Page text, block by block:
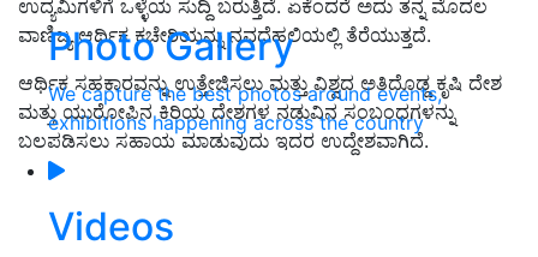
Photo Gallery
We capture the best photos around events,
exhibitions happening across the country
Videos
ಉದ್ಯಮಿಗಳಿಗೆ ಒಳ್ಳೆಯ ಸುದ್ದಿ ಬರುತ್ತಿದೆ. ಏಕೆಂದರೆ ಅದು ತನ್ನ ಮೊದಲ
ವಾಣಿಜ್ಯ ಆರ್ಥಿಕ ಕಚೇರಿಯನ್ನು ನವದೆಹಲಿಯಲ್ಲಿ ತೆರೆಯುತ್ತದೆ.
ಆರ್ಥಿಕ ಸಹಕಾರವನ್ನು ಉತ್ತೇಜಿಸಲು ಮತ್ತು ವಿಶ್ವದ ಅತಿದೊಡ್ಡ ಕೃಷಿ ದೇಶ
ಮತ್ತು ಯುರೋಪಿನ ಕಿರಿಯ ದೇಶಗಳ ನಡುವಿನ ಸಂಬಂಧಗಳನ್ನು
ಬಲಪಡಿಸಲು ಸಹಾಯ ಮಾಡುವುದು ಇದರ ಉದ್ದೇಶವಾಗಿದೆ.